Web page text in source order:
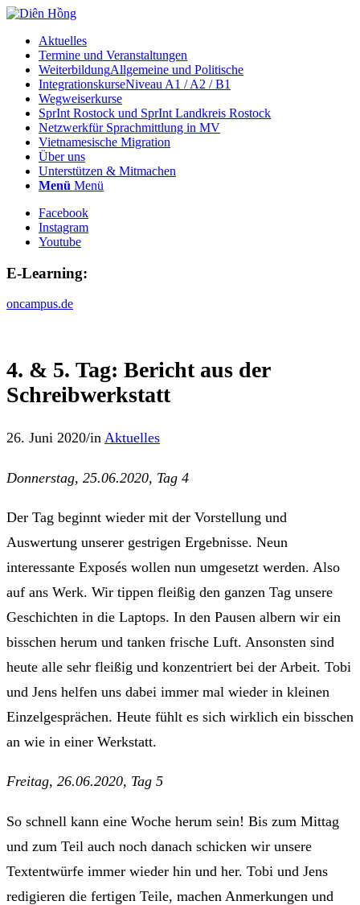
Aktuelles
Termine und Veranstaltungen
WeiterbildungAllgemeine und Politische
IntegrationskurseNiveau A1 / A2 / B1
Wegweiserkurse
SprInt Rostock und SprInt Landkreis Rostock
Netzwerkfür Sprachmittlung in MV
Vietnamesische Migration
Über uns
Unterstützen & Mitmachen
Menü Menü
Facebook
Instagram
Youtube
E-Learning:
oncampus.de
4. & 5. Tag: Bericht aus der
Schreibwerkstatt
26. Juni 2020/in Aktuelles
Donnerstag, 25.06.2020, Tag 4
Der Tag beginnt wieder mit der Vorstellung und
Auswertung unserer gestrigen Ergebnisse. Neun
interessante Exposés wollen nun umgesetzt werden. Also
auf ans Werk. Wir tippen fleißig den ganzen Tag unsere
Geschichten in die Laptops. In den Pausen albern wir ein
bisschen herum und tanken frische Luft. Ansonsten sind
heute alle sehr fleißig und konzentriert bei der Arbeit. Tobi
und Jens helfen uns dabei immer mal wieder in kleinen
Einzelgesprächen. Heute fühlt es sich wirklich ein bisschen
an wie in einer Werkstatt.
Freitag, 26.06.2020, Tag 5
So schnell kann eine Woche herum sein! Bis zum Mittag
und zum Teil auch noch danach schicken wir unsere
Textentwürfe immer wieder hin und her. Tobi und Jens
redigieren die fertigen Teile, machen Anmerkungen und